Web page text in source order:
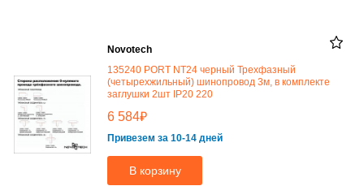
Novotech
135240 PORT NT24 черный Трехфазный
(четырехжильный) шинопровод 3м, в комплекте
заглушки 2шт IP20 220
6 584₽
Привезем за 10-14 дней
В корзину